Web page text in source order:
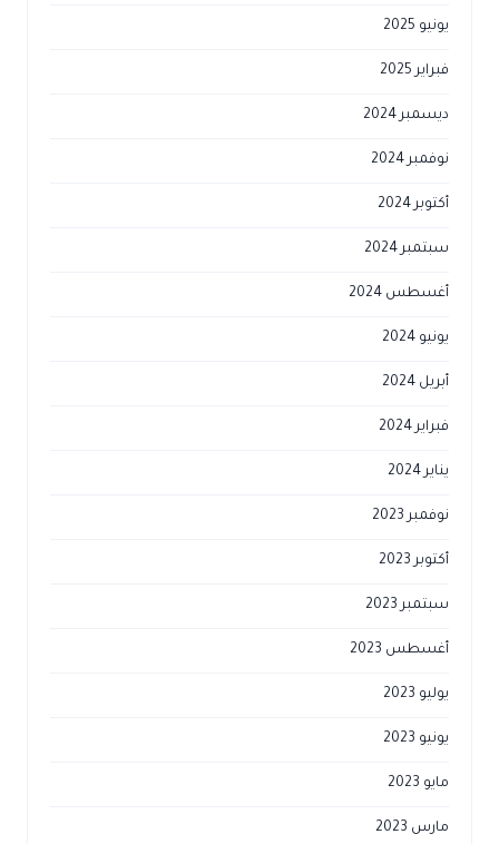
يونيو 2025
فبراير 2025
ديسمبر 2024
نوفمبر 2024
أكتوبر 2024
سبتمبر 2024
أغسطس 2024
يونيو 2024
أبريل 2024
فبراير 2024
يناير 2024
نوفمبر 2023
أكتوبر 2023
سبتمبر 2023
أغسطس 2023
يوليو 2023
يونيو 2023
مايو 2023
مارس 2023